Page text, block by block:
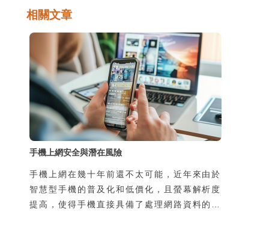
相關文章
手機上網安全與潛在風險
手機上網在幾十年前還不太可能，近年來由於
智慧型手機的普及化和低價化，且螢幕解析度
提高，使得手機直接具備了處理網路資料的能